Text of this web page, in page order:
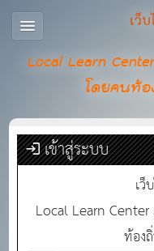
เว็
Local Learn
โดยคนท้
เข้าสู่ระบบ
เ
Local Learn
ท้อง